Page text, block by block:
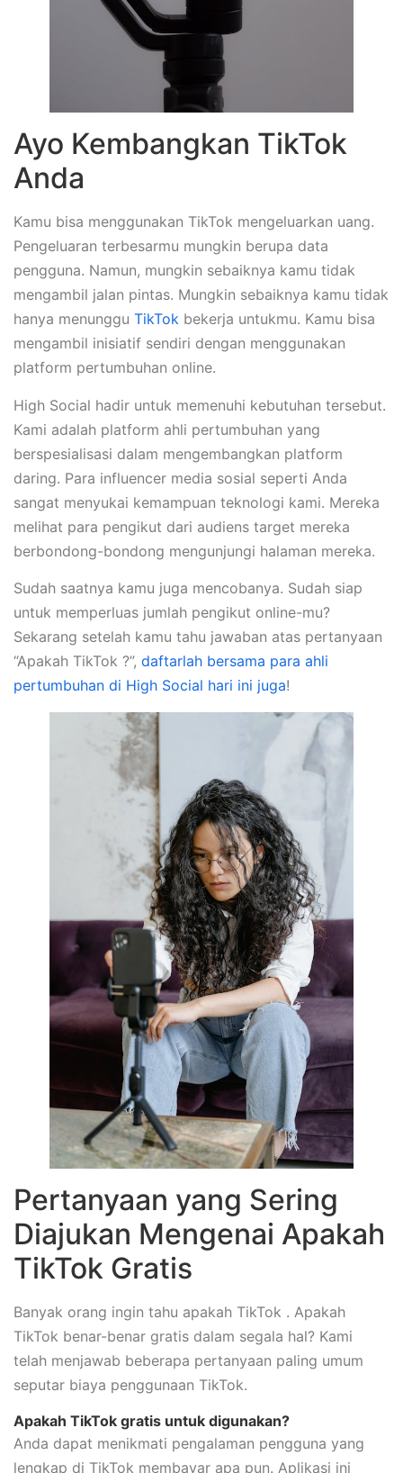
Ayo Kembangkan TikTok
Anda
Kamu bisa menggunakan TikTok mengeluarkan uang.
Pengeluaran terbesarmu mungkin berupa data
pengguna. Namun, mungkin sebaiknya kamu tidak
mengambil jalan pintas. Mungkin sebaiknya kamu tidak
hanya menunggu TikTok bekerja untukmu. Kamu bisa
mengambil inisiatif sendiri dengan menggunakan
platform pertumbuhan online.
High Social hadir untuk memenuhi kebutuhan tersebut.
Kami adalah platform ahli pertumbuhan yang
berspesialisasi dalam mengembangkan platform
daring. Para influencer media sosial seperti Anda
sangat menyukai kemampuan teknologi kami. Mereka
melihat para pengikut dari audiens target mereka
berbondong-bondong mengunjungi halaman mereka.
Sudah saatnya kamu juga mencobanya. Sudah siap
untuk memperluas jumlah pengikut online-mu?
Sekarang setelah kamu tahu jawaban atas pertanyaan
“Apakah TikTok ?”, daftarlah bersama para ahli
pertumbuhan di High Social hari ini juga!
Pertanyaan yang Sering
Diajukan Mengenai Apakah
TikTok Gratis
Banyak orang ingin tahu apakah TikTok . Apakah
TikTok benar-benar gratis dalam segala hal? Kami
telah menjawab beberapa pertanyaan paling umum
seputar biaya penggunaan TikTok.
Apakah TikTok gratis untuk digunakan?
Anda dapat menikmati pengalaman pengguna yang
lengkap di TikTok membayar apa pun. Aplikasi ini